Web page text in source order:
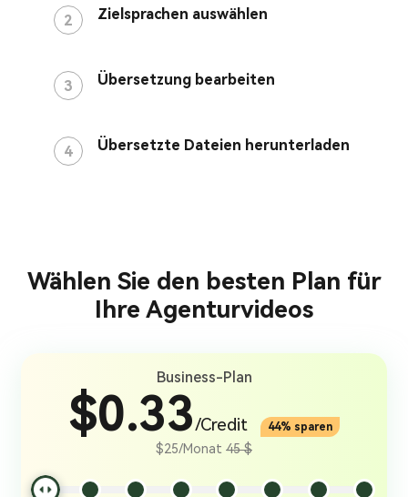
2 Zielsprachen auswählen
3 Übersetzung bearbeiten
4 Übersetzte Dateien herunterladen
Wählen Sie den besten Plan für
Ihre Agenturvideos
Business-Plan
$0.33/Credit 44% sparen
$25/Monat 45 $